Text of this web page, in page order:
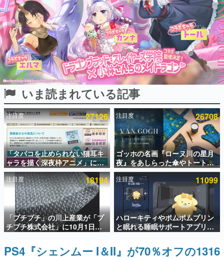
電ファミのいま読まれている記事ランキング
アプリセール情報
インタビュー
連載・特集一覧
殿堂入り記事
SNS拡散数が数千以上！ ページビュー数万以上！ などな
ど。多くの人々に読まれた、電ファミ渾身の“殿堂入り”記
事をまとめました。
ゲームの企画書
名作ゲームクリエイターの方々に製作時のエピソードをお
聞きし、ヒットする企画（ゲーム）とは何か？を探ってい
きます。
赫本
この物語を解いてはいけない。『赫本』は、〈試験問題〉
の形をした短編ホラー小説集です。
新世代に訊く
これからのデジタルゲーム市場を担う若きクリエイター達
の姿を追い、彼らのルーツと情熱を探っていきます。
ゲーム世代の作家たち
いま読まれている記事
注目度 27126
「タバコを止められない猫耳キ
ャラを描く深夜枠アニメ」に視
聴者の一部から批判意見。違法
薬物の使用と思わしき描写も含
めて、BPOが議論を交わす
注目度 26708
ゴッホの名画『ローヌ川の星月
夜』をあしらった傘やトートバ
ッグなどが登場。8月7日21時よ
り2日間限定で予約販売
注目度 18194
「プチプチ」の川上産業が「プ
チプチ株式会社」に10月1日よ
り社名変更へ。創業58年で初め
ての変更で、“プチッ”と鳴るお
なじみの緩衝材が会社の名前に
注目度 11099
ハローキティやポムポムプリン
と眠れる睡眠サポートアプリ
『ゆめたび』が配信中。キャラ
ごとのASMRや目覚ましアラー
ムも搭載
PS4『シェンムー I＆II』が70％オフの1316